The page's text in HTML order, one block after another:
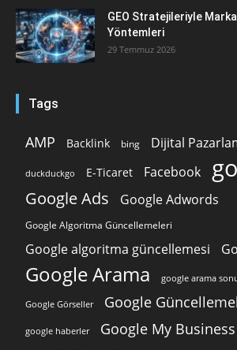
GEO Stratejileriyle
Yöntemleri
29 Temmuz 2026
Tags
AMP Backlink bing Dijital
duckduckgo E-Ticaret Facebook
Google Ads Google Adwords
Google Algoritma Güncellemeleri
Google algoritma güncellemesi
Google Arama google arama
Google Görseller Google
google haberler Google My Business